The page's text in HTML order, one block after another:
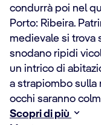
condurrà poi nel
Porto: Ribeira.
medievale si trova
snodano ripidi
un intrico di
a strapiombo sulla
occhi saranno
Scopri di più